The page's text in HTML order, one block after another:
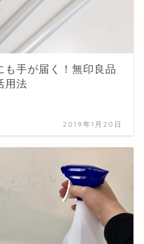
も手が届く！無印良品
用法
2019年1月20日